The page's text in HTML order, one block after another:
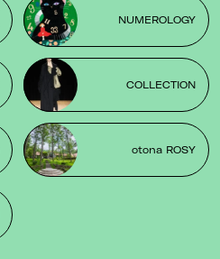
NUMEROLOGY
COLLECTION
otona ROSY